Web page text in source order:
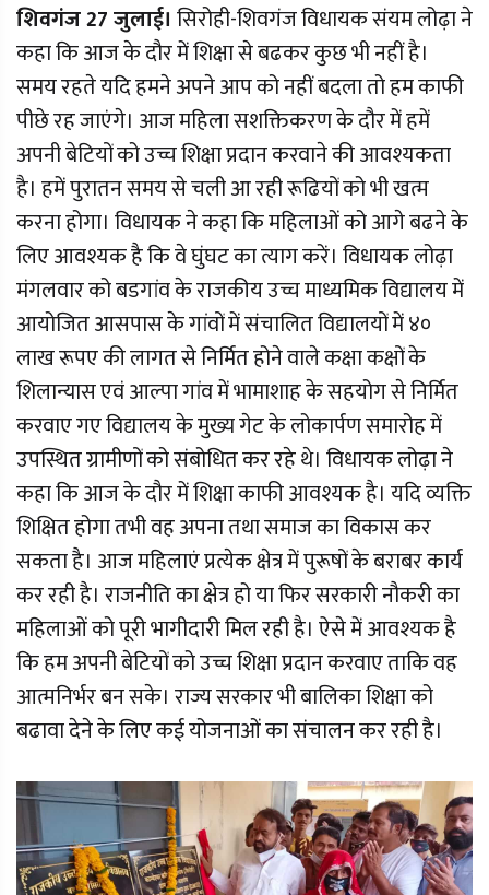
शिवगंज 27 जुलाई। सिरोही-शिवगंज विधायक संयम लोढ़ा ने
कहा कि आज के दौर में शिक्षा से बढकर कुछ भी नहीं है।
समय रहते यदि हमने अपने आप को नहीं बदला तो हम काफी
पीछे रह जाएंगे। आज महिला सशक्तिकरण के दौर में हमें
अपनी बेटियों को उच्च शिक्षा प्रदान करवाने की आवश्यकता
है। हमें पुरातन समय से चली आ रही रूढियों को भी खत्म
करना होगा। विधायक ने कहा कि महिलाओं को आगे बढने के
लिए आवश्यक है कि वे घुंघट का त्याग करें। विधायक लोढ़ा
मंगलवार को बडगांव के राजकीय उच्च माध्यमिक विद्यालय में
आयोजित आसपास के गांवों में संचालित विद्यालयों में ४०
लाख रूपए की लागत से निर्मित होने वाले कक्षा कक्षों के
शिलान्यास एवं आल्पा गांव में भामाशाह के सहयोग से निर्मित
करवाए गए विद्यालय के मुख्य गेट के लोकार्पण समारोह में
उपस्थित ग्रामीणों को संबोधित कर रहे थे। विधायक लोढ़ा ने
कहा कि आज के दौर में शिक्षा काफी आवश्यक है। यदि व्यक्ति
शिक्षित होगा तभी वह अपना तथा समाज का विकास कर
सकता है। आज महिलाएं प्रत्येक क्षेत्र में पुरूषों के बराबर कार्य
कर रही है। राजनीति का क्षेत्र हो या फिर सरकारी नौकरी का
महिलाओं को पूरी भागीदारी मिल रही है। ऐसे में आवश्यक है
कि हम अपनी बेटियों को उच्च शिक्षा प्रदान करवाए ताकि वह
आत्मनिर्भर बन सके। राज्य सरकार भी बालिका शिक्षा को
बढावा देने के लिए कई योजनाओं का संचालन कर रही है।